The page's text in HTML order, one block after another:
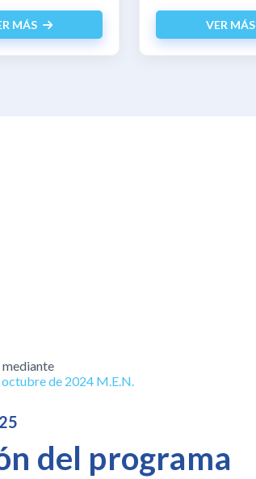
MÁS VER MÁS
de 2024 M.E.N.
del programa